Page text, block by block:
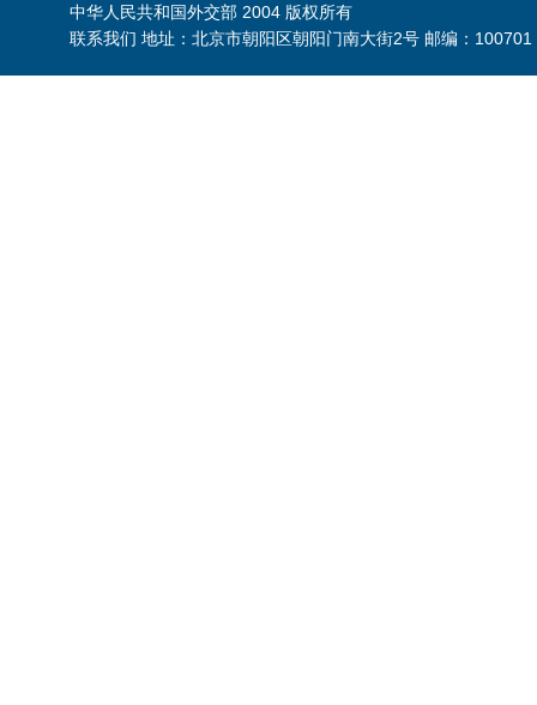
中华人民共和国外交部 2004 版权所有
联系我们 地址：北京市朝阳区朝阳门南大街2号 邮编：